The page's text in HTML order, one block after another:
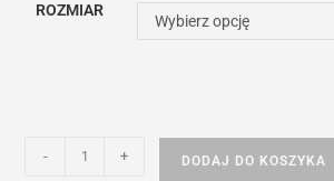
ROZMIAR
Wybierz opcję
- + DODAJ DO KOSZYKA